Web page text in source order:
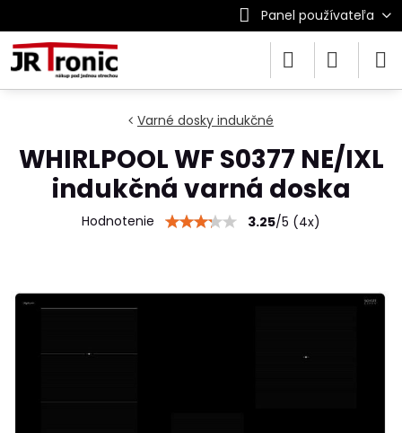
Panel používateľa
Varné dosky indukčné
WHIRLPOOL WF S0377 NE/IXL
indukčná varná doska
Hodnotenie 3.25/5 (4x)